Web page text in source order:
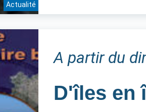
Actualité
A partir du
D'îles en